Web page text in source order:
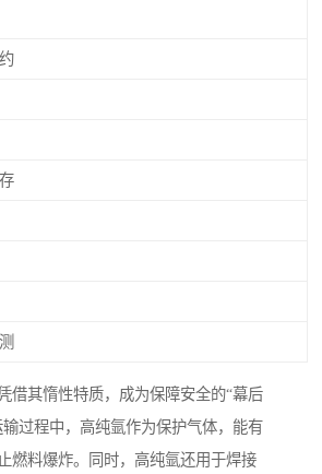
借其惰性特质，成为保障安全的“幕后
过程中，高纯氩作为保护气体，能有
燃料爆炸。同时，高纯氩还用于焊接